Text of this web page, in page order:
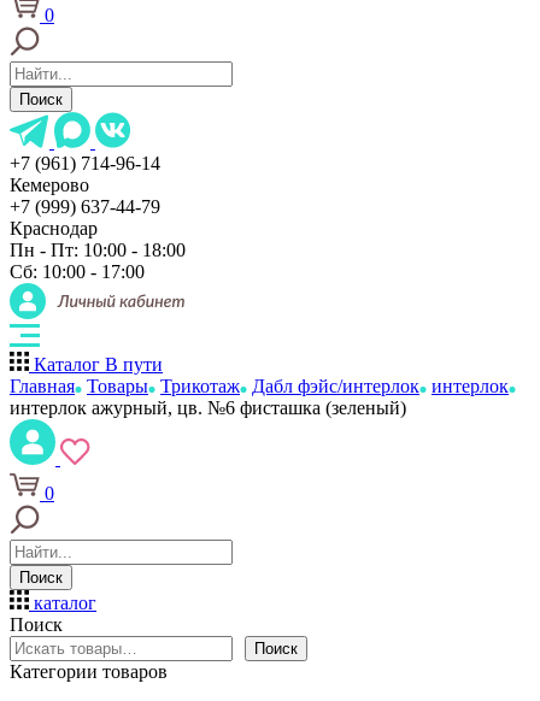
0
Поиск
+7 (961) 714-96-14
Кемерово
+7 (999) 637-44-79
Краснодар
Пн - Пт: 10:00 - 18:00
Сб: 10:00 - 17:00
Каталог В пути
Главная Товары Трикотаж Дабл фэйс/интерлок интерлок
интерлок ажурный, цв. №6 фисташка (зеленый)
0
Поиск
каталог
Поиск
Поиск
Категории товаров